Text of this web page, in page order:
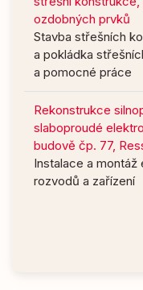
ozdobných prvků
Stavba střešních
a pokládka
a pomocné práce
Rekonstrukce
slaboproudé
budově čp. 77,
Instalace a montáž
rozvodů a zařízení